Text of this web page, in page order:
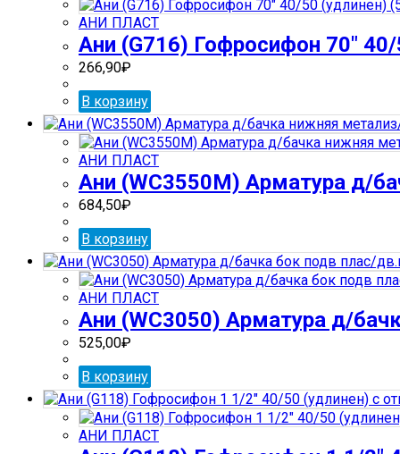
АНИ ПЛАСТ
Ани (G716) Гофросифон 70″
266,90₽
В корзину
АНИ ПЛАСТ
Ани (WС3550М) Арматура д/
684,50₽
В корзину
АНИ ПЛАСТ
Ани (WС3050) Арматура д/
525,00₽
В корзину
АНИ ПЛАСТ